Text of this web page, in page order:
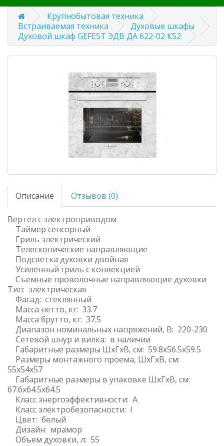
Крупнобытовая техника
Встраиваемая техника
Духовые шкафы
Духовой шкаф GEFEST ЭДВ ДА 622-02 К52
Описание Отзывов (0)
Вертел с электроприводом
Таймер сенсорный
Гриль электрический
Телескопические направляющие
Подсветка духовки двойная
Усиленный гриль с конвекцией
Съемные проволочные направляющие духовки
Тип: электрическая
Фасад: стеклянный
Масса нетто, кг: 33.7
Масса брутто, кг: 37.5
Диапазон номинальных напряжений, В: 220-230
Сетевой шнур и вилка: в наличии
Габаритные размеры ШхГхВ, см: 59.8х56.5х59.5
Размеры монтажного проема, ШхГхВ, см:
55x54x57
Габаритные размеры в упаковке ШхГхВ, см:
67.6x64.5x64.5
Класс энергоэффективности: A
Класс электробезопасности: I
Цвет: белый
Дизайн: мрамор
Объем духовки, л: 55